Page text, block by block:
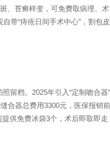
、苔癣样变，可免费取病理。
带“痔疮日间手术中心”，割包
留档。2025年引入“定制吻合器
合器总费用3300元，医保报销
供免费冰袋3个，术后即取即